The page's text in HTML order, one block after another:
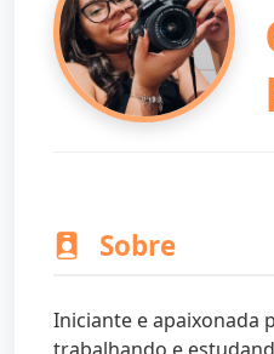
Sobre
Iniciante e apaixonada